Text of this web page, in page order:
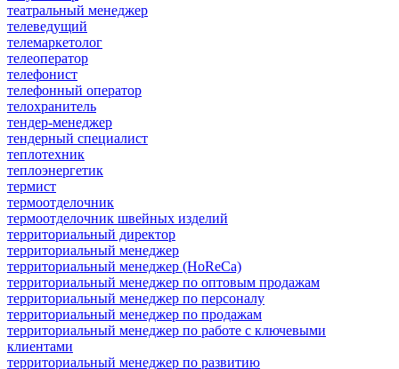
театральный менеджер
телеведущий
телемаркетолог
телеоператор
телефонист
телефонный оператор
телохранитель
тендер-менеджер
тендерный специалист
теплотехник
теплоэнергетик
термист
термоотделочник
термоотделочник швейных изделий
территориальный директор
территориальный менеджер
территориальный менеджер (HoReCa)
территориальный менеджер по оптовым продажам
территориальный менеджер по персоналу
территориальный менеджер по продажам
территориальный менеджер по работе с ключевыми
клиентами
территориальный менеджер по развитию